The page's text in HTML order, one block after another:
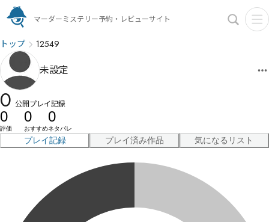
マーダーミステリー予約・レビューサイト
トップ 12549
未設定
0 公開プレイ記録
0
評価
0
おすすめ
0
ネタバレ
プレイ記録 プレイ済み作品 気になるリスト